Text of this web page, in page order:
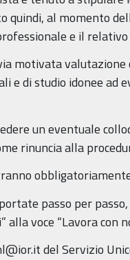
al momento
e il relativo
motivata
di studio idonee ad
un eventuale
rinuncia alla
passo per
voce “Lavora con
del Servizio